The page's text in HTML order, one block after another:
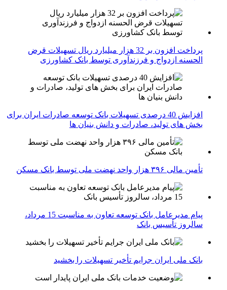
پرداخت افزون بر 32 هزار میلیارد ریال تسهیلات قرض
الحسنه ازدواج و فرزندآوری توسط بانک کشاورزی
افزایش 40 درصدی تسهیلات بانک توسعه صادرات ایران برای
بخش های تولید، صادرات و دانش بنیان ها
تأمین مالی ۳۹۶ هزار واحد نهضت ملی توسط بانک مسکن
پیام مدیرعامل بانک توسعه تعاون به مناسبت 15 مرداد،
سالروز تأسیس بانک
بانک ملی ایران جرایم تأخیر تسهیلات را بخشید